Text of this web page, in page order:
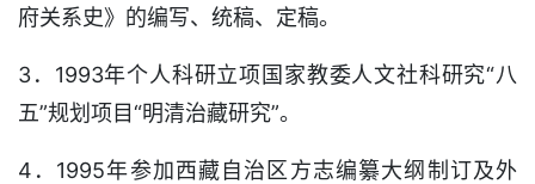
府关系史》的编写、统稿、定稿。
3．1993年个人科研立项国家教委人文社科研究“八
五”规划项目“明清治藏研究”。
4．1995年参加西藏自治区方志编纂大纲制订及外